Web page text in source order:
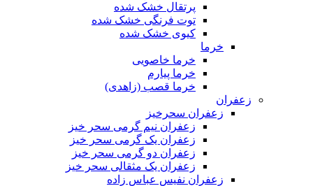
پرتقال خشک شده
توت فرنگی خشک شده
کیوی خشک شده
خرما
خرما خاصویی
خرما پیارم
خرما قصب (زاهدی)
زعفران
زعفران سحرخیز
زعفران نیم گرمی سحر خیز
زعفران یک گرمی سحر خیز
زعفران دو گرمی سحر خیز
زعفران یک مثقالی سحر خیز
زعفران نفیس عباس زاده